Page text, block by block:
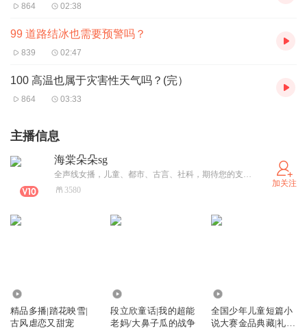
864 02:38
99 道路结冰也需要预警吗？
839 02:47
100 高温也属于灾害性天气吗？(完）
864 03:33
主播信息
海棠朵朵sg
全声线女播，儿童、都市、古言、社科，期待您的支持！
3580
加关注
精品多播|踏花映雪|
古风虐恋又甜宠
段立欣童话|我的超能
老妈/大鼻子瓜的战争
全国少年儿童短篇小
说大赛金品典藏|礼